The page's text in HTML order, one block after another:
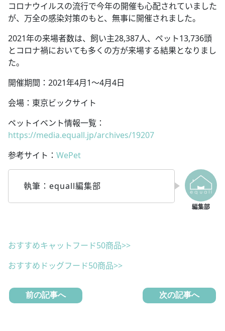
コロナウイルスの流行で今年の開催も心配されていました
が、万全の感染対策のもと、無事に開催されました。
2021年の来場者数は、飼い主28,387人、ペット13,736頭
とコロナ禍においても多くの方が来場する結果となりまし
た。
開催期間：2021年4月1～4月4日
会場：東京ビックサイト
ペットイベント情報一覧：
https://media.equall.jp/archives/19207
参考サイト： WePet
執筆：equall編集部
おすすめキャットフード50商品>>
おすすめドッグフード50商品>>
前の記事へ 次の記事へ